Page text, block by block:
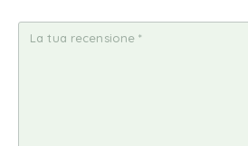
a e
su
5
e
su
5
e
su
5
e
su
5